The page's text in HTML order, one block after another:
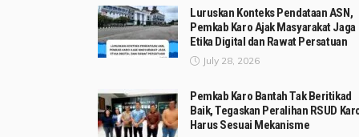
Luruskan Konteks Pendataan ASN,
Pemkab Karo Ajak Masyarakat Jaga
Etika Digital dan Rawat Persatuan
July 28, 2026
Pemkab Karo Bantah Tak Beritikad
Baik, Tegaskan Peralihan RSUD
Harus Sesuai Mekanisme